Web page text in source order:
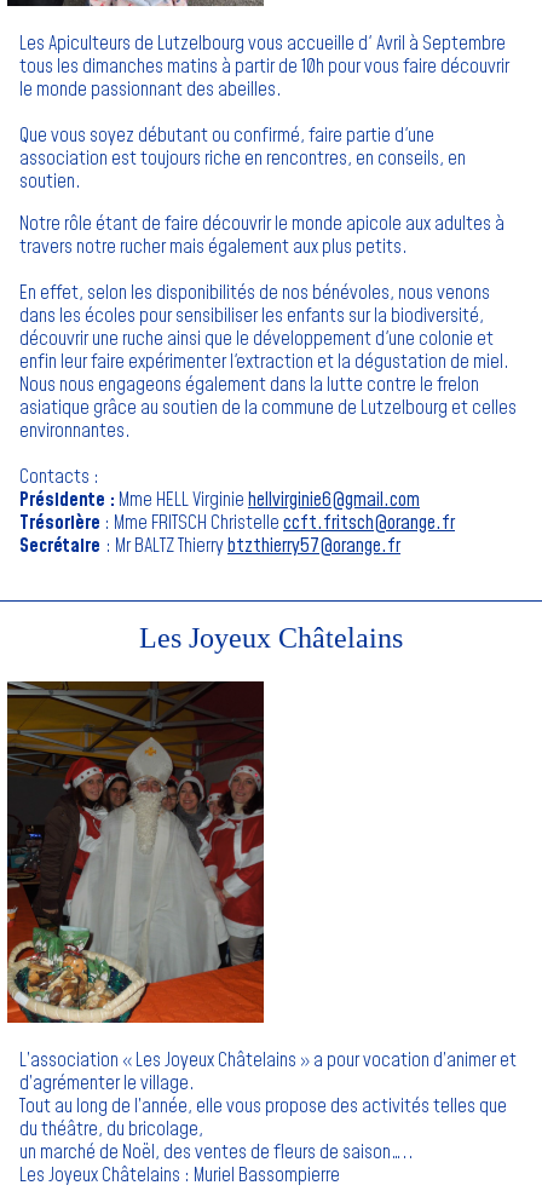
Les Apiculteurs de Lutzelbourg vous accueille d' Avril à Septembre
tous les dimanches matins à partir de 10h pour vous faire découvrir
le monde passionnant des abeilles.
Que vous soyez débutant ou confirmé, faire partie d'une
association est toujours riche en rencontres, en conseils, en
soutien.
Notre rôle étant de faire découvrir le monde apicole aux adultes à
travers notre rucher mais également aux plus petits.
En effet, selon les disponibilités de nos bénévoles, nous venons
dans les écoles pour sensibiliser les enfants sur la biodiversité,
découvrir une ruche ainsi que le développement d'une colonie et
enfin leur faire expérimenter l'extraction et la dégustation de miel.
Nous nous engageons également dans la lutte contre le frelon
asiatique grâce au soutien de la commune de Lutzelbourg et celles
environnantes.
Contacts :
Présidente : Mme HELL Virginiehellvirginie6@gmail.com
Trésorière : Mme FRITSCH Christelleccft.fritsch@orange.fr
Secrétaire : Mr BALTZ Thierrybtzthierry57@orange.fr
Les Joyeux Châtelains
L’association « Les Joyeux Châtelains » a pour vocation d’animer et
d’agrémenter le village.
Tout au long de l’année, elle vous propose des activités telles que
du théâtre, du bricolage,
un marché de Noël, des ventes de fleurs de saison…..
Les Joyeux Châtelains : Muriel Bassompierre